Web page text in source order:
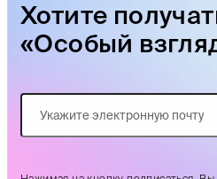
Хотите
«Особый